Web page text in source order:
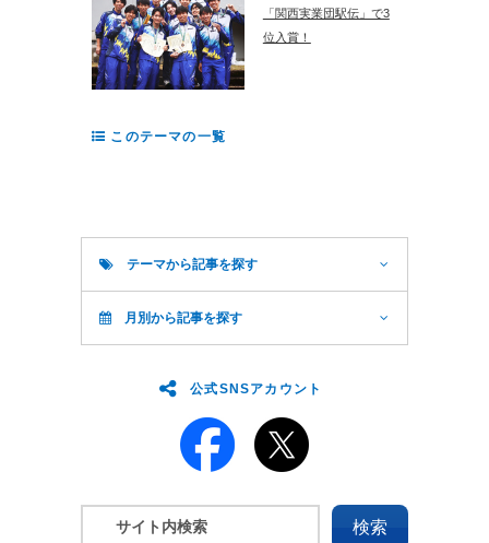
「関西実業団駅伝」で3
位入賞！
このテーマの一覧
テーマから記事を探す
月別から記事を探す
公式SNSアカウント